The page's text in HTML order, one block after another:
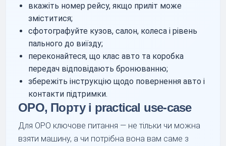
вкажіть номер рейсу, якщо приліт може
зміститися;
сфотографуйте кузов, салон, колеса і рівень
пального до виїзду;
переконайтеся, що клас авто та коробка
передач відповідають бронюванню;
збережіть інструкцію щодо повернення авто і
контакти підтримки.
OPO, Порту і practical use-case
Для OPO ключове питання — не тільки чи можна
взяти машину, а чи потрібна вона вам саме з